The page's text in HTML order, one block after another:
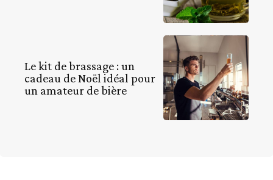
Le kit de brassage : un
cadeau de Noël idéal pour
un amateur de bière